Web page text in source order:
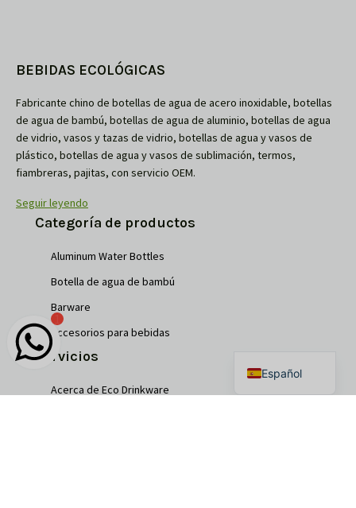
BEBIDAS ECOLÓGICAS
Fabricante chino de botellas de agua de acero inoxidable, botellas
de agua de bambú, botellas de agua de aluminio, botellas de agua
de vidrio, vasos y tazas de vidrio, botellas de agua y vasos de
plástico, botellas de agua y vasos de sublimación, termos,
fiambreras, pajitas, con servicio OEM.
Seguir leyendo
Categoría de productos
Aluminum Water Bottles
Botella de agua de bambú
Barware
Accesorios para bebidas
Servicios
Acerca de Eco Drinkware
Español